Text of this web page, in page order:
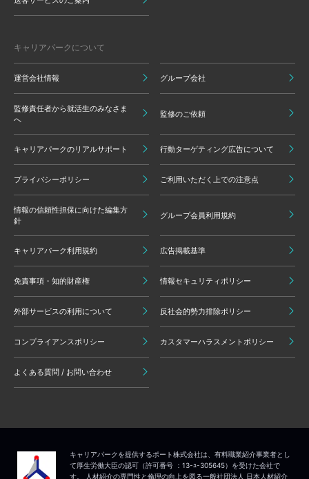
キャリアパークについて
運営会社情報 グループ会社
監修責任者から就活生のみなさま
へ
監修のご依頼
キャリアパークのリアルサポート 行動ターゲティング広告について
プライバシーポリシー ご利用いただく上での注意点
情報の信頼性担保に向けた編集方
針
グループ会員利用規約
キャリアパーク利用規約 広告掲載基準
免責事項・知的財産権 情報セキュリティポリシー
外部サービスの利用について 反社会的勢力排除ポリシー
コンプライアンスポリシー カスタマーハラスメントポリシー
よくある質問 / お問い合わせ